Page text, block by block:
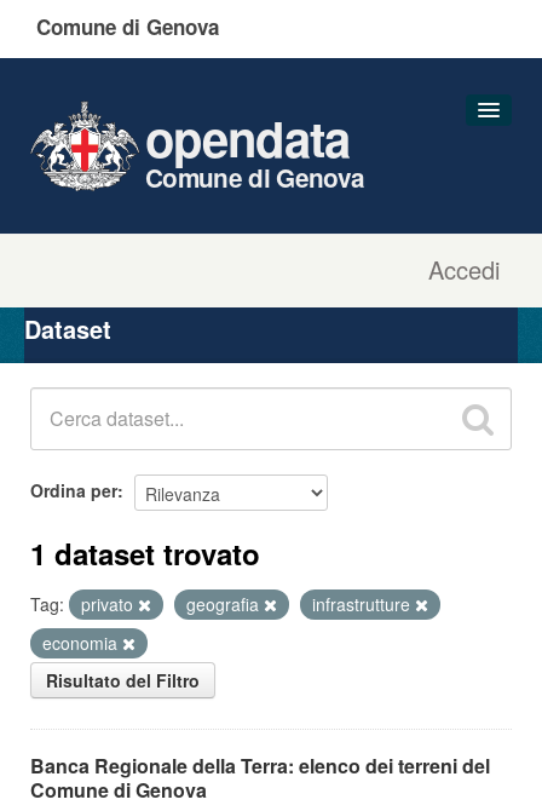
Comune di Genova
Accedi
opendata
Comune di Genova
Organizzazioni
Gruppi
Dataset
Ordina per
1 dataset trovato
Tag: privato geografia
infrastrutture
economia
Risultato del Filtro
Banca Regionale della Terra: elenco dei terreni del
Comune di Genova